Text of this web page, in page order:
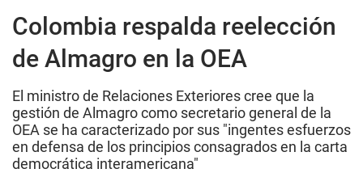
Colombia respalda reelección
de Almagro en la OEA
El ministro de Relaciones Exteriores cree que la
gestión de Almagro como secretario general de la
OEA se ha caracterizado por sus "ingentes esfuerzos
en defensa de los principios consagrados en la carta
democrática interamericana"